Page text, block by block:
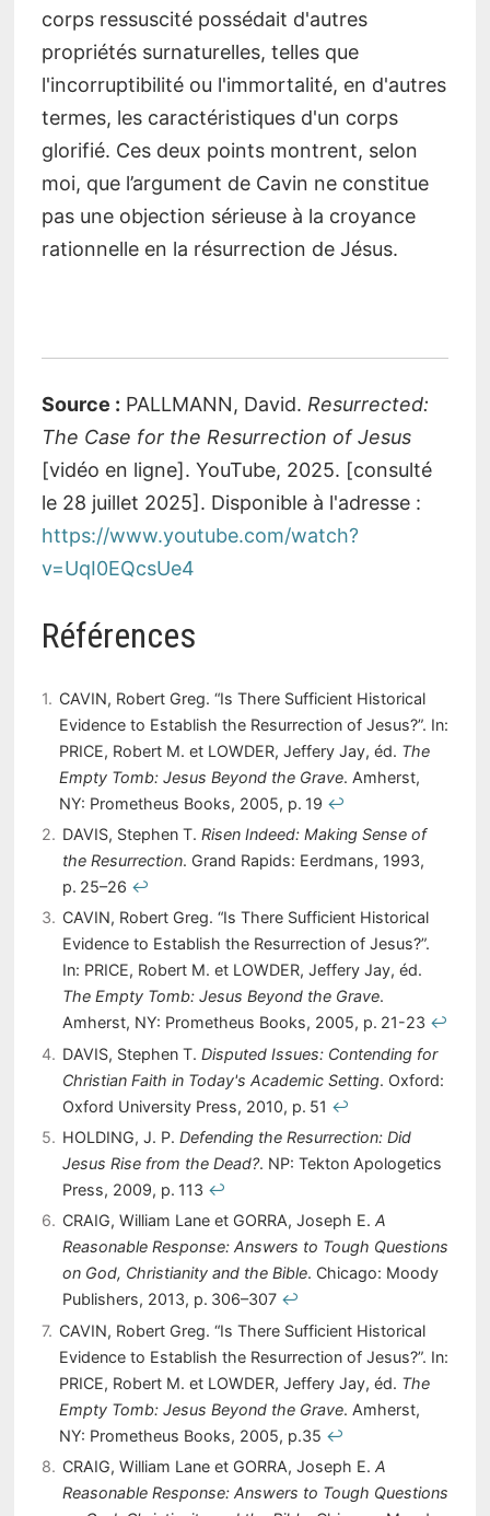
corps ressuscité possédait d'autres
propriétés surnaturelles, telles que
l'incorruptibilité ou l'immortalité, en d'autres
termes, les caractéristiques d'un corps
glorifié. Ces deux points montrent, selon
moi, que l’argument de Cavin ne constitue
pas une objection sérieuse à la croyance
rationnelle en la résurrection de Jésus.
Source : PALLMANN, David. Resurrected:
The Case for the Resurrection of Jesus
[vidéo en ligne]. YouTube, 2025. [consulté
le 28 juillet 2025]. Disponible à l'adresse :
https://www.youtube.com/watch?
v=UqI0EQcsUe4
Références
1
CAVIN, Robert Greg. “Is There Sufficient Historical
Evidence to Establish the Resurrection of Jesus?”. In:
PRICE, Robert M. et LOWDER, Jeffery Jay, éd. The
Empty Tomb: Jesus Beyond the Grave. Amherst,
NY: Prometheus Books, 2005, p. 19 ↩︎
2
DAVIS, Stephen T. Risen Indeed: Making Sense of
the Resurrection. Grand Rapids: Eerdmans, 1993,
p. 25–26 ↩︎
3
CAVIN, Robert Greg. “Is There Sufficient Historical
Evidence to Establish the Resurrection of Jesus?”.
In: PRICE, Robert M. et LOWDER, Jeffery Jay, éd.
The Empty Tomb: Jesus Beyond the Grave.
Amherst, NY: Prometheus Books, 2005, p. 21-23 ↩︎
4
DAVIS, Stephen T. Disputed Issues: Contending for
Christian Faith in Today's Academic Setting. Oxford:
Oxford University Press, 2010, p. 51 ↩︎
5
HOLDING, J. P. Defending the Resurrection: Did
Jesus Rise from the Dead?. NP: Tekton Apologetics
Press, 2009, p. 113 ↩︎
6
CRAIG, William Lane et GORRA, Joseph E. A
Reasonable Response: Answers to Tough Questions
on God, Christianity and the Bible. Chicago: Moody
Publishers, 2013, p. 306–307 ↩︎
7
CAVIN, Robert Greg. “Is There Sufficient Historical
Evidence to Establish the Resurrection of Jesus?”. In:
PRICE, Robert M. et LOWDER, Jeffery Jay, éd. The
Empty Tomb: Jesus Beyond the Grave. Amherst,
NY: Prometheus Books, 2005, p.35 ↩︎
8
CRAIG, William Lane et GORRA, Joseph E. A
Reasonable Response: Answers to Tough Questions